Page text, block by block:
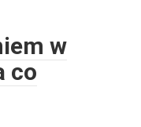
w
co